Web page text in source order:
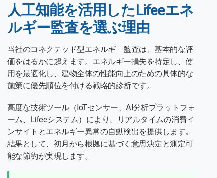
人工知能を活用したLifeeエネ
ルギー監査を選ぶ理由
当社のコネクテッド型エネルギー監査は、基本的な評
価をはるかに超えます。エネルギー損失を特定し、使
用を最適化し、建物全体の性能向上のための具体的な
施策に優先順位を付ける戦略的診断です。
高度な技術ツール（IoTセンサー、AI分析プラットフォ
ーム、Lifeeシステム）により、リアルタイムの消費イ
ンサイトとエネルギー異常の自動検出を提供します。
結果として、初月から根拠に基づく意思決定と測定可
能な節約が実現します。